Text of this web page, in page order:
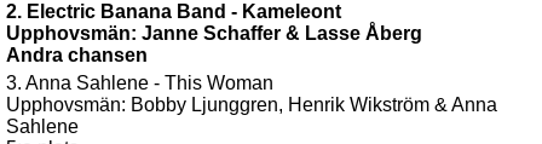
2. Electric Banana Band - Kameleont
Upphovsmän: Janne Schaffer & Lasse Åberg
Andra chansen
3. Anna Sahlene - This Woman
Upphovsmän: Bobby Ljunggren, Henrik Wikström & Anna
Sahlene